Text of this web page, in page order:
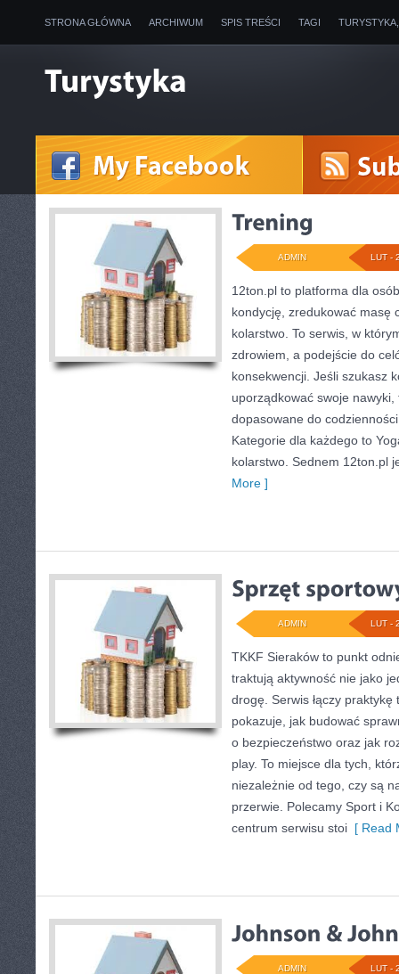
STRONA GŁÓWNA ARCHIWUM SPIS TREŚCI TAGI
LUT -
ADMIN
12ton.pl to platforma dla
kondycję, zredukować masę
kolarstwo. To serwis, w
zdrowiem, a podejście do
konsekwencji. Jeśli szukasz
uporządkować swoje nawyki,
dopasowane do
Kategorie dla każdego to
kolarstwo. Sednem 12ton.pl
More ]
LUT -
ADMIN
TKKF Sieraków to punkt
traktują aktywność nie jako
drogę. Serwis łączy
pokazuje, jak budować
o bezpieczeństwo oraz jak
play. To miejsce dla tych,
niezależnie od tego, czy są
przerwie. Polecamy Sport i
centrum serwisu stoi [ Read
LUT -
ADMIN